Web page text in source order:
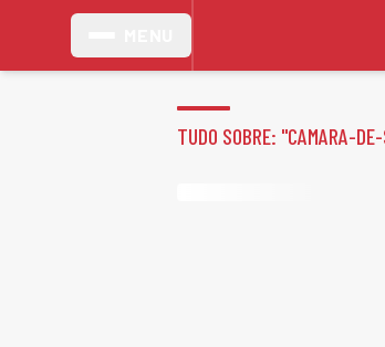
TUDO SOBRE: "CAMARA-